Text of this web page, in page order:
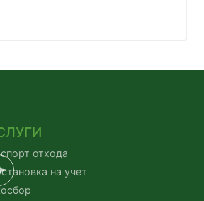
отхода
на учет